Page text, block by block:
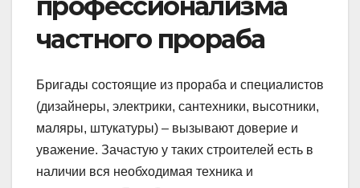
профессионализма
частного прораба
Бригады состоящие из прораба и специалистов
(дизайнеры, электрики, сантехники, высотники,
маляры, штукатуры) – вызывают доверие и
уважение. Зачастую у таких строителей есть в
наличии вся необходимая техника и